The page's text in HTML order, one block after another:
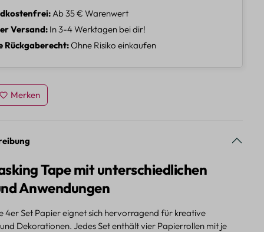
Ab 35 € Warenwert
Versand In 3-4 Werktagen bei dir!
Rückgaberecht Ohne Risiko einkaufen
Merken
Tape mit unterschiedlichen
Anwendungen
4er Set Papier eignet sich hervorragend für kreative
Dekorationen. Jedes Set enthält vier Papierrollen mit je